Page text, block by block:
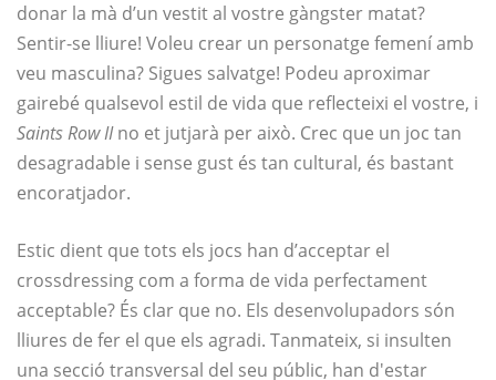
donar la mà d’un vestit al vostre gàngster matat?
Sentir-se lliure! Voleu crear un personatge femení amb
veu masculina? Sigues salvatge! Podeu aproximar
gairebé qualsevol estil de vida que reflecteixi el vostre, i
Saints Row IIno et jutjarà per això. Crec que un joc tan
desagradable i sense gust és tan cultural, és bastant
encoratjador.
Estic dient que tots els jocs han d’acceptar el
crossdressing com a forma de vida perfectament
acceptable? És clar que no. Els desenvolupadors són
lliures de fer el que els agradi. Tanmateix, si insulten
una secció transversal del seu públic, han d'estar